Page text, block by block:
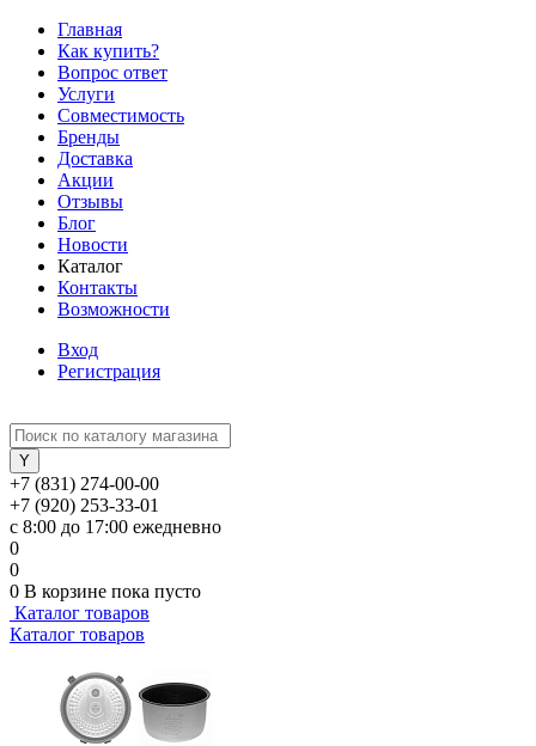
Главная
Как купить?
Вопрос ответ
Услуги
Совместимость
Бренды
Доставка
Акции
Отзывы
Блог
Новости
Каталог
Контакты
Возможности
Вход
Регистрация
+7 (831) 274-00-00
+7 (920) 253-33-01
с 8:00 до 17:00 ежедневно
0
0
0 В корзине пока пусто
Каталог товаров
Каталог товаров